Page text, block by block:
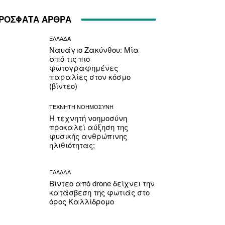
ΑΡΘΡΑ
ΕΛΛΑΔΑ
Ναυάγιο Ζακύνθου: Μία
από τις πιο
φωτογραφημένες
παραλίες στον κόσμο
(βίντεο)
ΤΕΧΝΗΤΗ ΝΟΗΜΟΣΥΝΗ
Η τεχνητή νοημοσύνη
προκαλεί αύξηση της
φυσικής ανθρώπινης
ηλιθιότητας;
ΕΛΛΑΔΑ
Βίντεο από drone δείχνει την
κατάσβεση της φωτιάς στο
όρος Καλλίδρομο